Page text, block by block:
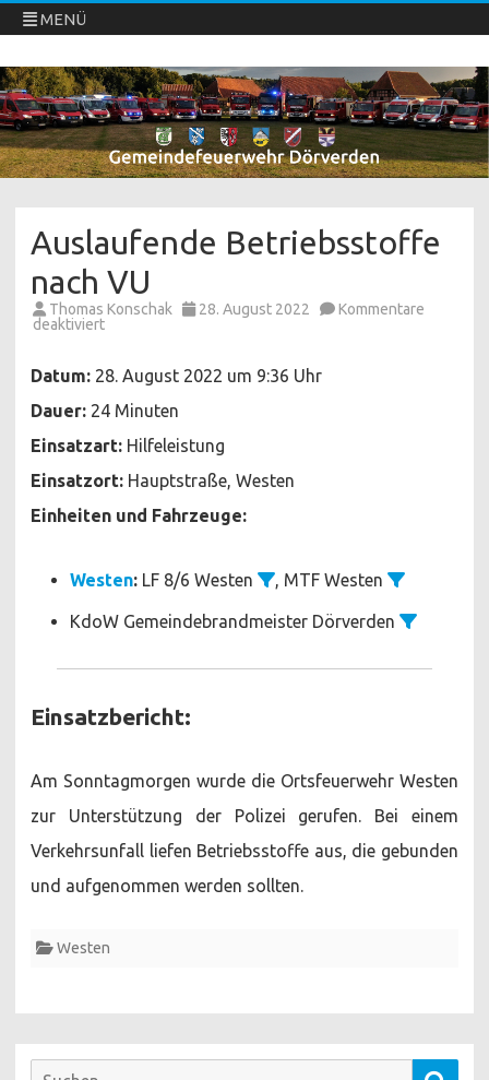
MENÜ
Freiwillige Feuerwehren Dörverden
Direkt
zum
Inhalt
springen
Auslaufende Betriebsstoffe
nach VU
Thomas Konschak 28. August 2022
Kommentare
deaktiviertfür
nach
VU
Datum: 28. August 2022 um 9:36 Uhr
Dauer: 24 Minuten
Einsatzart: Hilfeleistung
Einsatzort: Hauptstraße, Westen
Einheiten und Fahrzeuge:
Westen: LF 8/6 Westen , MTF Westen
KdoW Gemeindebrandmeister Dörverden
Einsatzbericht:
Am Sonntagmorgen wurde die Ortsfeuerwehr Westen
zur Unterstützung der Polizei gerufen. Bei einem
Verkehrsunfall liefen Betriebsstoffe aus, die gebunden
und aufgenommen werden sollten.
Westen
Suchen